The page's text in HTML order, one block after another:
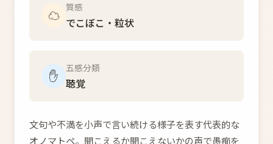
☁️ 質感
でこぼこ・粒状
✋ 五感分類
聴覚
文句や不満を小声で言い続ける様子を表す代表的な
オノマトペ。聞こえるか聞こえないかの声で愚痴を